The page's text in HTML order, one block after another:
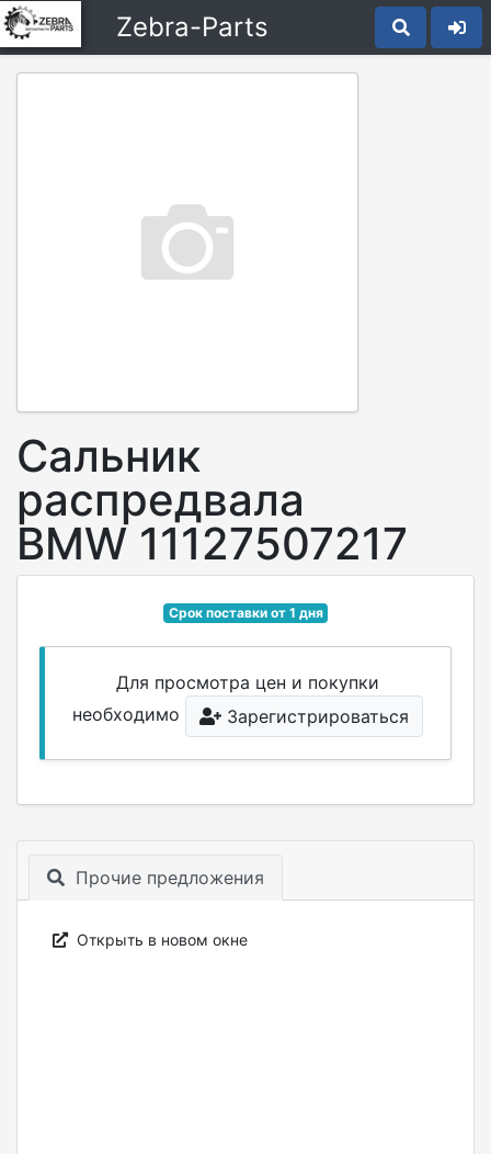
Zebra-Parts
Сальник
распредвала
BMW 11127507217
Срок поставки от 1 дня
Для просмотра цен и покупки
необходимо
Зарегистрироваться
Прочие предложения
Открыть в новом окне